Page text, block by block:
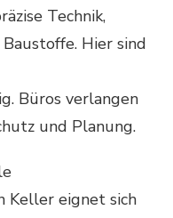
Technik,
Hier sind
Büros verlangen
und Planung.
Keller eignet sich